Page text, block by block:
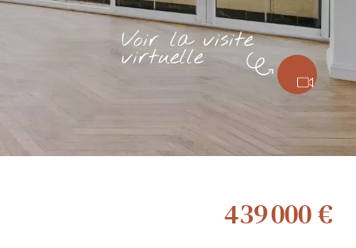
Voir la visite
virtuelle
439 000 €